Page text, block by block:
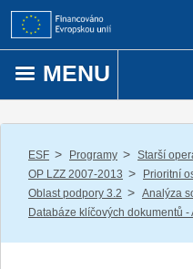
Přejít k obsahu
MENU
ESF / Programy / Starší
OP LZZ 2007-2013 / Prioritní
Oblast podpory 3.2 / Analýza
Databáze klíčových dokumentů -